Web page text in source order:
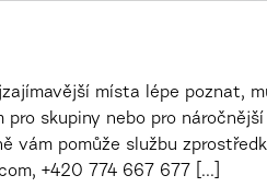
místa lépe poznat,
pro skupiny nebo pro
vám pomůže službu
+420 774 667 677 [...]